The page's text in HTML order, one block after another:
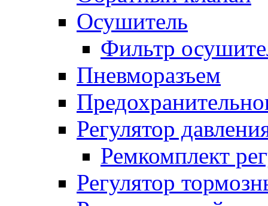
Осушитель
Фильтр
Пневморазъем
Регулятор
Ремкомплект
Регулятор